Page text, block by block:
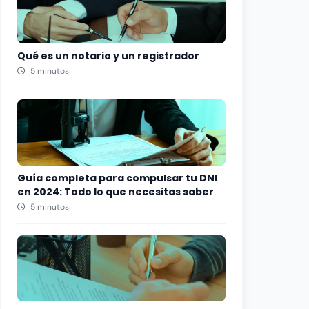
Qué es un notario y un registrador
5 minutos
Guía completa para compulsar tu DNI
en 2024: Todo lo que necesitas saber
5 minutos